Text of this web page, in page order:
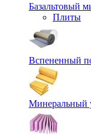
Базальтовый
Плиты
Вспененный
Минеральный